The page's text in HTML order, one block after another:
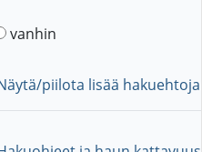
vanhin
piilota lisää hakuehtoja